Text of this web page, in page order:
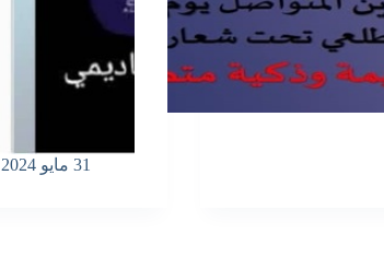
31 مايو 2024